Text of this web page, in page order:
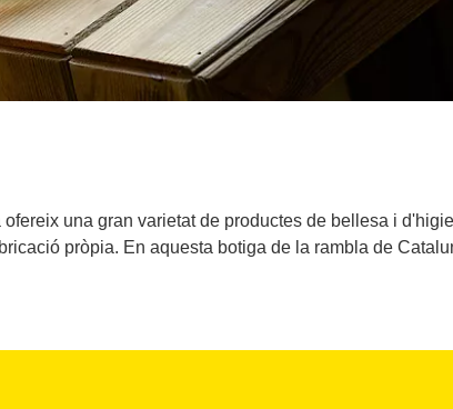
ofereix una gran varietat de productes de bellesa i
pròpia. En aquesta botiga de la rambla de